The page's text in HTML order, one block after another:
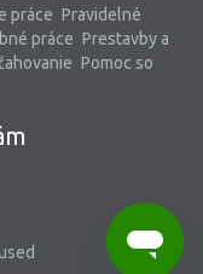
práce Pravidelné
práce Prestavby a
Pomoc so